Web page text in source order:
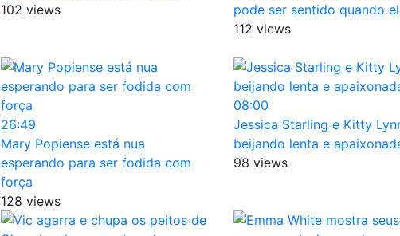
102 views
pode ser sentido quando
112 views
26:49
Mary Popiense está nua
esperando para ser fodida com
força
128 views
08:00
Jessica Starling e Kitty
beijando lenta e
98 views